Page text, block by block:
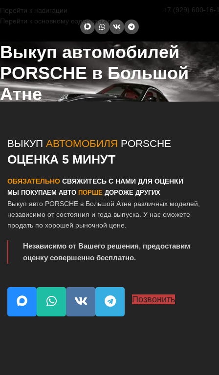
Перейти к навигации
Перейти к основному содержанию
+7 (929) 600-16-
Выкуп автомобилей
PORSCHE в Большой
Атне
ВЫКУП АВТОМОБИЛЯ PORSCHE
ОЦЕНКА 5 МИНУТ
ОБЯЗАТЕЛЬНО СВЯЖИТЕСЬ С НАМИ ДЛЯ ОЦЕНКИ
МЫ ПОКУПАЕМ АВТО ПОРШЕ ДОРОЖЕ ДРУГИХ
Выкуп авто PORSCHE в Большой Атне различных моделей,
независимо от состояния и года выпуска. У нас сможете
продать по хорошей рыночной цене.
Независимо от Вашего решения, предоставим
оценку совершенно бесплатно.
Позвонить